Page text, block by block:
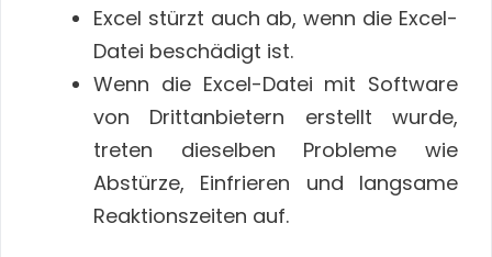
Excel stürzt auch ab, wenn die Excel-
Datei beschädigt ist.
Wenn die Excel-Datei mit Software
von Drittanbietern erstellt wurde,
treten dieselben Probleme wie
Abstürze, Einfrieren und langsame
Reaktionszeiten auf.